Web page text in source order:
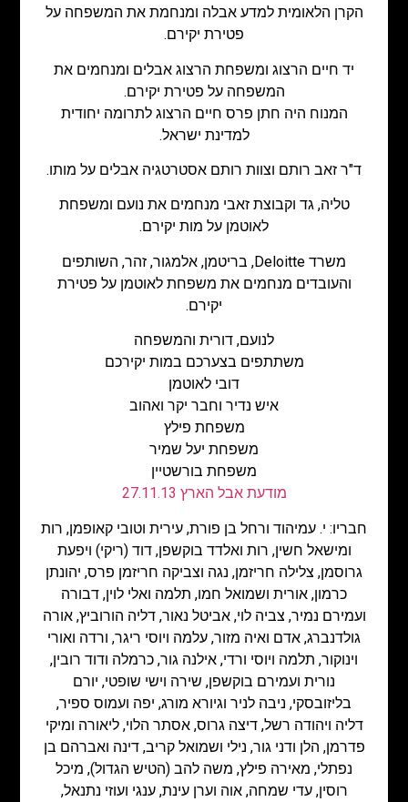
הקרן הלאומית למדע אבלה ומנחמת את המשפחה על
פטירת יקירם.
יד חיים הרצוג ומשפחת הרצוג אבלים ומנחמים את
המשפחה על פטירת יקירם.
המנוח היה חתן פרס חיים הרצוג לתרומה יחודית
למדינת ישראל.
ד"ר זאב רותם וצוות רותם אסטרטגיה אבלים על מותו.
טליה, גד וקבוצת זאבי מנחמים את נועם ומשפחת
לאוטמן על מות יקירם.
משרד Deloitte, בריטמן, אלמגור, זהר, השותפים
והעובדים מנחמים את משפחת לאוטמן על פטירת
יקירם.
לנועם, דורית והמשפחה
משתתפים בצערכם במות יקירכם
דובי לאוטמן
איש נדיר וחבר יקר ואהוב
משפחת פילץ
משפחת יעל שמיר
משפחת בורשטיין
מודעת אבל הארץ 27.11.13
חבריו: י. עמיהוד ורחל בן פורת, עירית וטובי קאופמן, רות
ומישאל חשין, רות ואלדד בוקשפן, דוד (ריקי) ויפעת
גרוסמן, צלילה חריזמן, נגה וצביקה חריזמן פרס, יהונתן
כרמון, אורית ושמואל חמו, תלמה ואלי לוין, דבורה
ועמירם נמיר, צביה לוי, אביטל נאור, דליה הורוביץ, אורה
גולדנברג, אדם ואיה מזור, עלמה ויוסי ריגר, ורדה ואורי
וינוקור, תלמה ויוסי ורדי, אילנה גור, כרמלה ודוד רובין,
נורית ועמירם בוקשפן, שירה וישי שופטי, יורם
בליזובסקי, ניבה לניר וגיורא מורג, יפה ועמוס ספיר,
דליה ויהודה רשל, דיצה גרוס, אסתר הלוי, ליאורה ומיקי
פדרמן, הלן ודני גור, נילי ושמואל קריב, דינה ואברהם בן
נפתלי, מאירה פילץ, משה להב (הטיש הגדול), מיכל
רוסין, עדי שמחה, אוה וערן עינת, ענגי ועוזי נתנאל,